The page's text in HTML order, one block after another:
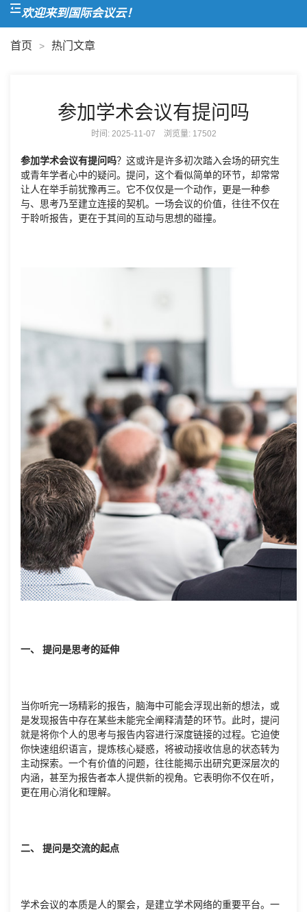
欢迎来到国际会议云！
首页 > 热门文章
参加学术会议有提问吗
时间: 2025-11-07 浏览量: 17502
参加学术会议有提问吗？这或许是许多初次踏入会场的研究生
或青年学者心中的疑问。提问，这个看似简单的环节，却常常
让人在举手前犹豫再三。它不仅仅是一个动作，更是一种参
与、思考乃至建立连接的契机。一场会议的价值，往往不仅在
于聆听报告，更在于其间的互动与思想的碰撞。
一、 提问是思考的延伸
当你听完一场精彩的报告，脑海中可能会浮现出新的想法，或
是发现报告中存在某些未能完全阐释清楚的环节。此时，提问
就是将你个人的思考与报告内容进行深度链接的过程。它迫使
你快速组织语言，提炼核心疑惑，将被动接收信息的状态转为
主动探索。一个有价值的问题，往往能揭示出研究更深层次的
内涵，甚至为报告者本人提供新的视角。它表明你不仅在听，
更在用心消化和理解。
二、 提问是交流的起点
学术会议的本质是人的聚会，是建立学术网络的重要平台。一